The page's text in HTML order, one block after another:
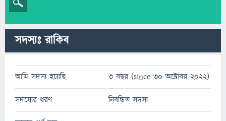
সদস্যঃ রাকিব
আমি সদস্য হয়েছি 3 বছর (since 30 অক্টোবর 2022)
সদস্যের ধরণ নিবন্ধিত সদস্য